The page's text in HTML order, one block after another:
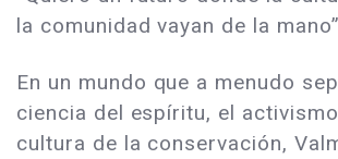
la comunidad vayan de la
En un mundo que a menudo
ciencia del espíritu, el
cultura de la conservación,